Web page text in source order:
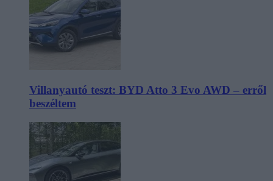
Villanyautó teszt: BYD Atto 3 Evo AWD – erről
beszéltem